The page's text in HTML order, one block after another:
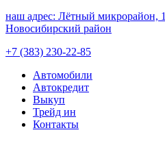
наш адрес: Лётный микрорайон,
Новосибирский район
+7 (383) 230-22-85
Автомобили
Автокредит
Выкуп
Трейд ин
Контакты